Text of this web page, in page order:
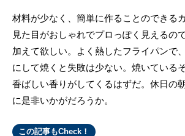
材料が少なく、簡単に作ることのできる
見た目がおしゃれでプロっぽく見えるの
加えて欲しい。よく熱したフライパンで
にして焼くと失敗は少ない。焼いている
香ばしい香りがしてくるはずだ。休日の
に是非いかがだろうか。
この記事もCheck！